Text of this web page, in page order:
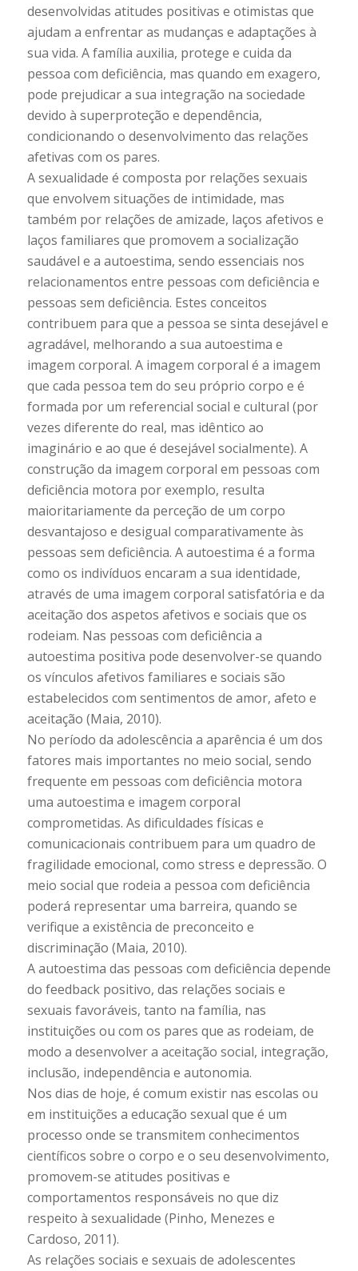
desenvolvidas atitudes positivas e otimistas que
ajudam a enfrentar as mudanças e adaptações à
sua vida. A família auxilia, protege e cuida da
pessoa com deficiência, mas quando em exagero,
pode prejudicar a sua integração na sociedade
devido à superproteção e dependência,
condicionando o desenvolvimento das relações
afetivas com os pares.
A sexualidade é composta por relações sexuais
que envolvem situações de intimidade, mas
também por relações de amizade, laços afetivos e
laços familiares que promovem a socialização
saudável e a autoestima, sendo essenciais nos
relacionamentos entre pessoas com deficiência e
pessoas sem deficiência. Estes conceitos
contribuem para que a pessoa se sinta desejável e
agradável, melhorando a sua autoestima e
imagem corporal. A imagem corporal é a imagem
que cada pessoa tem do seu próprio corpo e é
formada por um referencial social e cultural (por
vezes diferente do real, mas idêntico ao
imaginário e ao que é desejável socialmente). A
construção da imagem corporal em pessoas com
deficiência motora por exemplo, resulta
maioritariamente da perceção de um corpo
desvantajoso e desigual comparativamente às
pessoas sem deficiência. A autoestima é a forma
como os indivíduos encaram a sua identidade,
através de uma imagem corporal satisfatória e da
aceitação dos aspetos afetivos e sociais que os
rodeiam. Nas pessoas com deficiência a
autoestima positiva pode desenvolver-se quando
os vínculos afetivos familiares e sociais são
estabelecidos com sentimentos de amor, afeto e
aceitação (Maia, 2010).
No período da adolescência a aparência é um dos
fatores mais importantes no meio social, sendo
frequente em pessoas com deficiência motora
uma autoestima e imagem corporal
comprometidas. As dificuldades físicas e
comunicacionais contribuem para um quadro de
fragilidade emocional, como stress e depressão. O
meio social que rodeia a pessoa com deficiência
poderá representar uma barreira, quando se
verifique a existência de preconceito e
discriminação (Maia, 2010).
A autoestima das pessoas com deficiência depende
do feedback positivo, das relações sociais e
sexuais favoráveis, tanto na família, nas
instituições ou com os pares que as rodeiam, de
modo a desenvolver a aceitação social, integração,
inclusão, independência e autonomia.
Nos dias de hoje, é comum existir nas escolas ou
em instituições a educação sexual que é um
processo onde se transmitem conhecimentos
científicos sobre o corpo e o seu desenvolvimento,
promovem-se atitudes positivas e
comportamentos responsáveis no que diz
respeito à sexualidade (Pinho, Menezes e
Cardoso, 2011).
As relações sociais e sexuais de adolescentes